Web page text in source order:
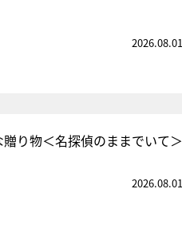
2026.08.01
り物＜名探偵のままでいて＞
2026.08.01